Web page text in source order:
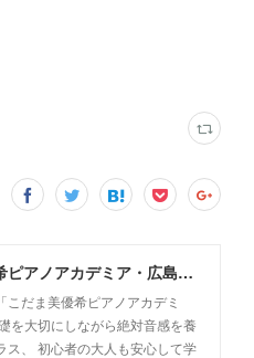
こだま美優希ピアノアカデミア・広島市中区
こだま美優希ピアノアカデミ
を大切にしながら絶対音感を養
ス、 初心者の大人も安心して学